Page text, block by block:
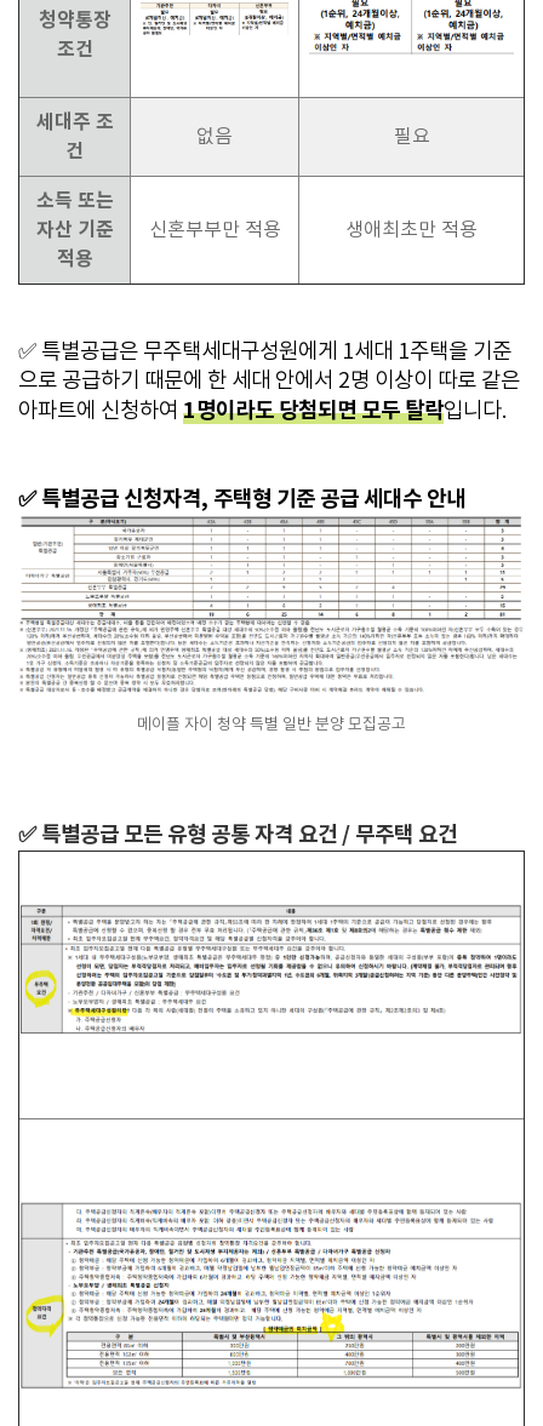
청약통장
조건
세대주 조
건
없음 필요
소득 또는
자산 기준
적용
신혼부부만 적용 생애최초만 적용
✅ 특별공급은 무주택세대구성원에게 1세대 1주택을 기준
으로 공급하기 때문에 한 세대 안에서 2명 이상이 따로 같은
아파트에 신청하여 1명이라도 당첨되면 모두 탈락입니다.
✅ 특별공급 신청자격, 주택형 기준 공급 세대수 안내
메이플 자이 청약 특별 일반 분양 모집공고
✅ 특별공급 모든 유형 공통 자격 요건 / 무주택 요건